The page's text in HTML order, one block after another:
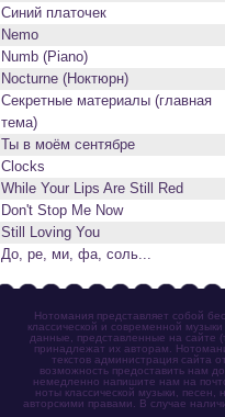
Синий платочек
Nemo
Numb (Piano)
Nocturne (Ноктюрн)
Секретные материалы (главная
тема)
Ты в моём сентябре
Clocks
While Your Lips Are Still Red
Don't Stop Me Now
Still Loving You
До, ре, ми, фа, соль...
Нотомания представляет собой
классической и современной
данные, представленные на сайте
принадлежат их авторам.
текстов администрация сайта
возможность предоставить нам
немедленно напишите нам на
ноты классической музыки,
авторскими правами. В случае